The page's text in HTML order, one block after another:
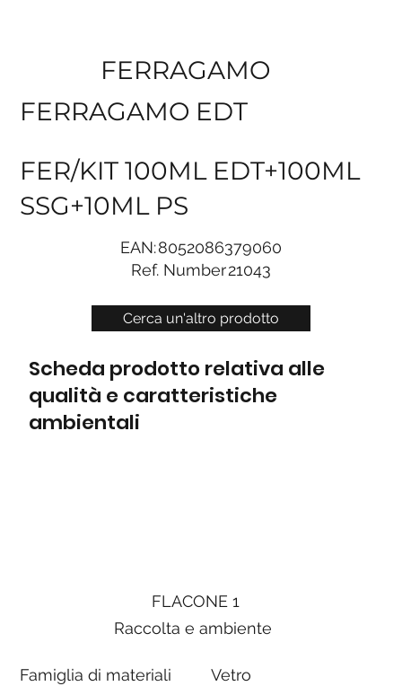
Cerca un'altro prodotto
FERRAGAMO
FERRAGAMO EDT
FER/KIT 100ML EDT+100ML
SSG+10ML PS
EAN:8052086379060
Ref. Number21043
Scheda prodotto relativa alle
qualità e caratteristiche
ambientali
FLACONE 1
Raccolta e ambiente
Famiglia di materiali Vetro